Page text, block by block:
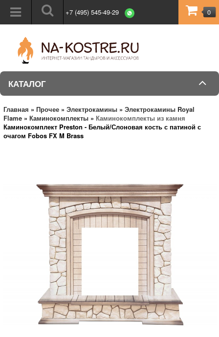
+7 (495) 545-49-29 0
КАТАЛОГ
Главная » Прочее » Электрокамины » Электрокамины Royal
Flame » Каминокомплекты » Каминокомплекты из камня
Каминокомплект Preston - Белый/Слоновая кость с патиной с
очагом Fobos FX M Brass